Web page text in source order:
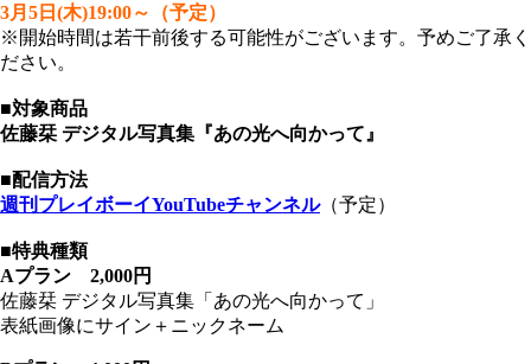
3月5日(木)19:00～（予定）
※開始時間は若干前後する可能性がございます。予めご了承く
ださい。
■対象商品
佐藤栞 デジタル写真集『あの光へ向かって』
■配信方法
週刊プレイボーイYouTubeチャンネル（予定）
■特典種類
Aプラン 2,000円
佐藤栞 デジタル写真集「あの光へ向かって」
表紙画像にサイン＋ニックネーム